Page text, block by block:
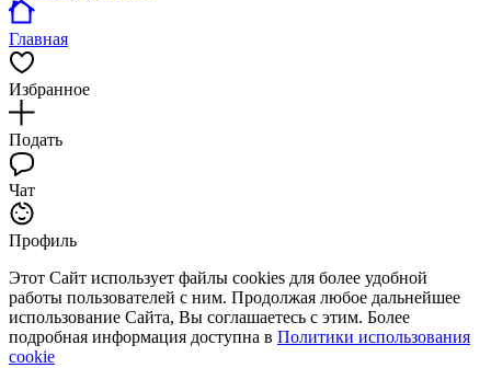
Главная
Избранное
Подать
Чат
Профиль
Этот Сайт использует файлы cookies для более удобной
работы пользователей с ним. Продолжая любое дальнейшее
использование Сайта, Вы соглашаетесь с этим. Более
подробная информация доступна в Политики использования
cookie